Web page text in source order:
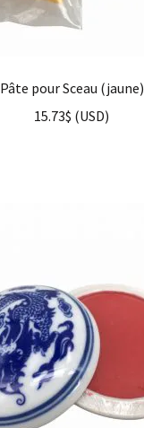
Pâte pour Sceau (jaune)
15.73$ (USD)